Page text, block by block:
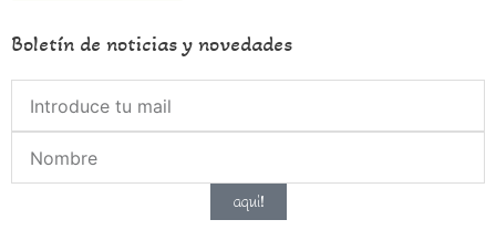
Boletín de noticias y novedades
aqui!